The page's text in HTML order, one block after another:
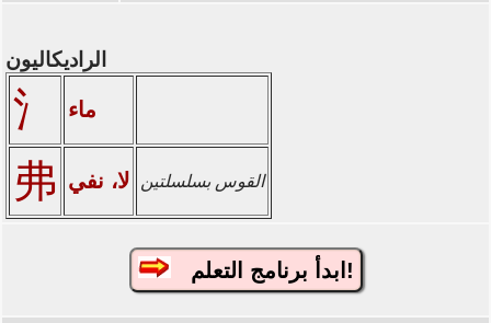
الراديكاليون
氵 ماء
弗 لا، نفي القوس بسلسلتين
ابدأ برنامج التعلم!